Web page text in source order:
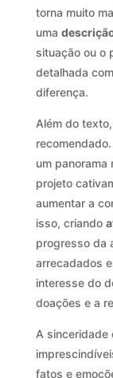
torna muito
uma
situação ou o
detalhada
diferença.
Além do
um panorama
projeto
aumentar a
isso, criando
progresso da
arrecadados
interesse do
doações e a
A sinceridade
fatos e